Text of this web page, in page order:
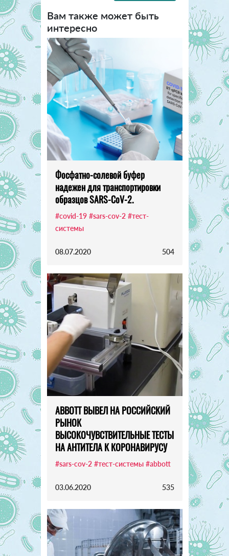
Вам также может быть
интересно
Фосфатно-солевой буфер
надежен для транспортировки
образцов SARS-CoV-2.
#covid-19 #sars-cov-2 #тест-
системы
08.07.2020 504
ABBOTT ВЫВЕЛ НА РОССИЙСКИЙ
РЫНОК
ВЫСОКОЧУВСТВИТЕЛЬНЫЕ ТЕСТЫ
НА АНТИТЕЛА К КОРОНАВИРУСУ
#sars-cov-2 #тест-системы #abbott
03.06.2020 535